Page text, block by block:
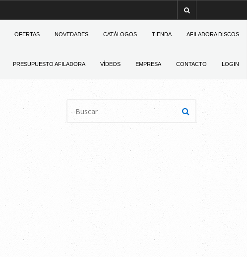
OFERTAS NOVEDADES CATÁLOGOS TIENDA AFILADORA DISCOS
PRESUPUESTO AFILADORA VÍDEOS EMPRESA CONTACTO LOGIN